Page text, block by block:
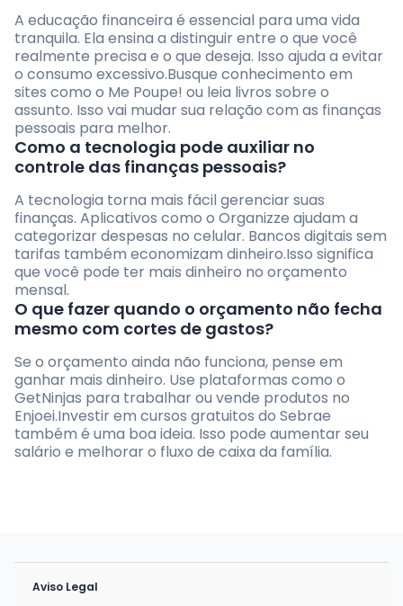
A educação financeira é essencial para uma vida
tranquila. Ela ensina a distinguir entre o que você
realmente precisa e o que deseja. Isso ajuda a evitar
o consumo excessivo.Busque conhecimento em
sites como o Me Poupe! ou leia livros sobre o
assunto. Isso vai mudar sua relação com as finanças
pessoais para melhor.
Como a tecnologia pode auxiliar no
controle das finanças pessoais?
A tecnologia torna mais fácil gerenciar suas
finanças. Aplicativos como o Organizze ajudam a
categorizar despesas no celular. Bancos digitais sem
tarifas também economizam dinheiro.Isso significa
que você pode ter mais dinheiro no orçamento
mensal.
O que fazer quando o orçamento não fecha
mesmo com cortes de gastos?
Se o orçamento ainda não funciona, pense em
ganhar mais dinheiro. Use plataformas como o
GetNinjas para trabalhar ou vende produtos no
Enjoei.Investir em cursos gratuitos do Sebrae
também é uma boa ideia. Isso pode aumentar seu
salário e melhorar o fluxo de caixa da família.
Aviso Legal